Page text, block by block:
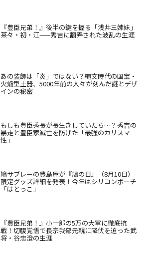
『豊臣兄弟！』後半の鍵を握る「浅井三姉妹」
茶々・初・江——秀吉に翻弄された波乱の生涯
あの装飾は「炎」ではない？縄文時代の国宝・
火焔型土器、5000年前の人々が刻んだ謎とデザ
インの秘密
もしも豊臣秀長が長生きしていたら…？秀吉の
暴走と豊臣家滅亡を防げた「最強のカリスマ
性」
鳩サブレーの豊島屋が『鳩の日』（8月10日）
限定グッズ詳細を発表！今年はシリコンポーチ
「はとっこ」
『豊臣兄弟！』小一郎の5万の大軍に徹底抗
戦！切腹覚悟で長宗我部元親に降伏を迫った武
将・谷忠澄の生涯